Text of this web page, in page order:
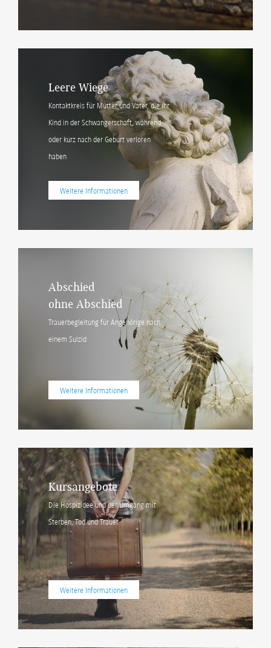
Leere Wiege
Kontaktkreis für Mütter und Väter, die ihr
Kind in der Schwangerschaft, während
oder kurz nach der Geburt verloren
haben
Weitere Informationen
Abschied
ohne Abschied
Trauerbegleitung für Angehörige nach
einem Suizid
Weitere Informationen
Kursangebote
Die Hospizidee und der Umgang mit
Sterben, Tod und Trauer
Weitere Informationen